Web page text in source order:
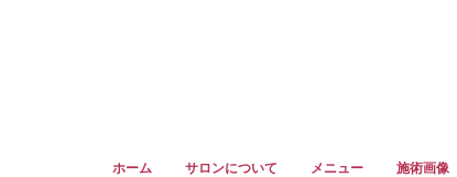
ホーム サロンについて メニュー 施術画像